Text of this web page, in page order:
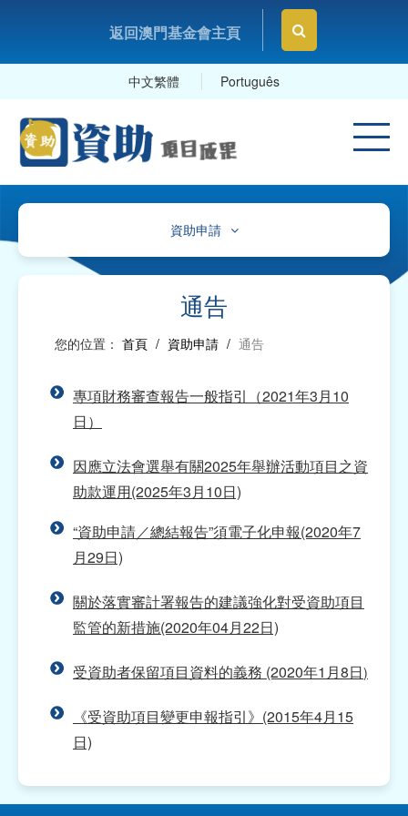
返回澳門基金會主頁
中文繁體 Português
資助申請
通告
指引、帳目計劃參照表
報告、項目變更/申報及延期提交報告表格及範
本
網上資助申請平台
2027年福包項目資助計劃
2027年社團運作經費資助計劃
2027年交流活動資助計劃
2026年福包項目資助計劃（已截止申請）
2026年學術項目資助計劃（已截止申請）
通告
您的位置： 首頁 / 資助申請 / 通告
專項財務審查報告一般指引（2021年3月10
日）
因應立法會選舉有關2025年舉辦活動項目之資
助款運用(2025年3月10日)
“資助申請／總結報告”須電子化申報(2020年7
月29日)
關於落實審計署報告的建議強化對受資助項目
監管的新措施(2020年04月22日)
受資助者保留項目資料的義務 (2020年1月8日)
《受資助項目變更申報指引》(2015年4月15
日)